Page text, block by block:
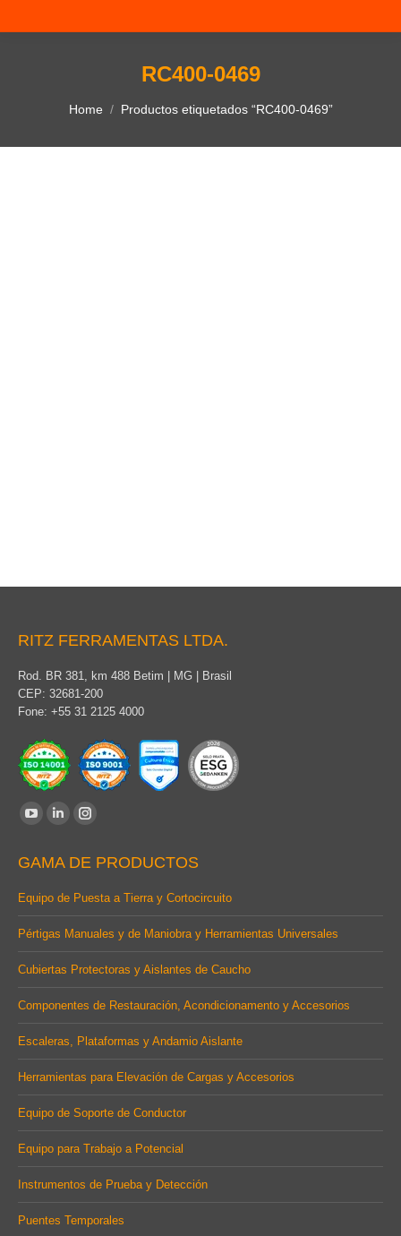
RC400-0469
You are here:
Home Productos etiquetados “RC400-0469”
RITZ FERRAMENTAS LTDA.
Rod. BR 381, km 488 Betim | MG | Brasil
CEP: 32681-200
Fone: +55 31 2125 4000
Find us on:
opens
in
window
Linkedin
opens
in
window
Instagram
opens
in
window
GAMA DE PRODUCTOS
Equipo de Puesta a Tierra y Cortocircuito
Pértigas Manuales y de Maniobra y Herramientas Universales
Cubiertas Protectoras y Aislantes de Caucho
Componentes de Restauración, Acondicionamento y Accesorios
Escaleras, Plataformas y Andamio Aislante
Herramientas para Elevación de Cargas y Accesorios
Equipo de Soporte de Conductor
Equipo para Trabajo a Potencial
Instrumentos de Prueba y Detección
Puentes Temporales